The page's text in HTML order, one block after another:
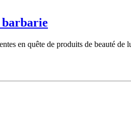
barbarie
en quête de produits de beauté de